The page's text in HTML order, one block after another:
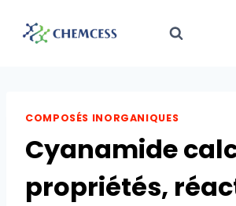
COMPOSÉS INORGANIQUES
Cyanamide
propriétés,